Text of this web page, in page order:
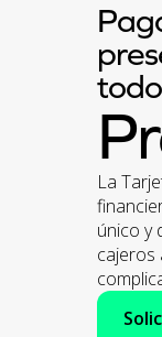
La
único y
cajeros